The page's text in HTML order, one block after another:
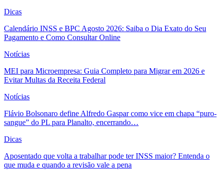
Dicas
Calendário INSS e BPC Agosto 2026: Saiba o Dia Exato do Seu
Pagamento e Como Consultar Online
Notícias
MEI para Microempresa: Guia Completo para Migrar em 2026 e
Evitar Multas da Receita Federal
Notícias
Flávio Bolsonaro define Alfredo Gaspar como vice em chapa “puro-
sangue” do PL para Planalto, encerrando…
Dicas
Aposentado que volta a trabalhar pode ter INSS maior? Entenda o
que muda e quando a revisão vale a pena